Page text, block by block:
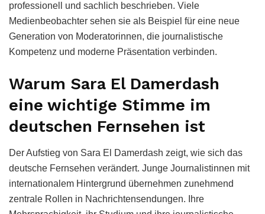
professionell und sachlich beschrieben. Viele
Medienbeobachter sehen sie als Beispiel für eine neue
Generation von Moderatorinnen, die journalistische
Kompetenz und moderne Präsentation verbinden.
Warum Sara El Damerdash
eine wichtige Stimme im
deutschen Fernsehen ist
Der Aufstieg von Sara El Damerdash zeigt, wie sich das
deutsche Fernsehen verändert. Junge Journalistinnen mit
internationalem Hintergrund übernehmen zunehmend
zentrale Rollen in Nachrichtensendungen. Ihre